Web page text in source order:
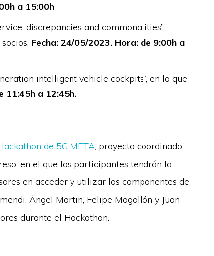
a 15:00h
discrepancies and commonalities”
Fecha: 24/05/2023. Hora: de 9:00h a
intelligent vehicle cockpits”, en la que
11:45h a 12:45h.
de 5G META, proyecto coordinado
en el que los participantes tendrán la
en acceder y utilizar los componentes de
Ángel Martin, Felipe Mogollón y Juan
durante el Hackathon.